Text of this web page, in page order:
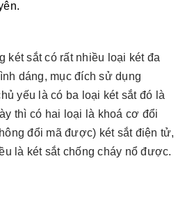
két sắt có rất nhiều loại két đa
dáng, mục đích sử dụng
yếu là có ba loại két sắt đó là
thì có hai loại là khoá cơ đổi
đổi mã được) két sắt điện tử,
là két sắt chống cháy nổ được.